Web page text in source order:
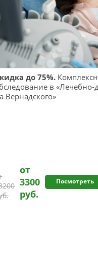
до 75%.
в «Лечебно-
Вернадского»
от
3300
руб.
Посмотреть